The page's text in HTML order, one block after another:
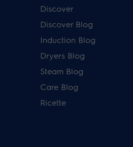
Discover
Discover Blog
Induction Blog
Dryers Blog
Steam Blog
Care Blog
Ricette